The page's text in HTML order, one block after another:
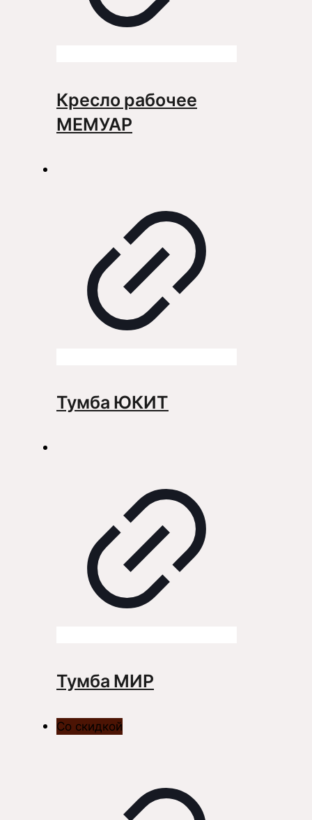
Кресло рабочее
МЕМУАР
Тумба ЮКИТ
Тумба МИР
Со скидкой